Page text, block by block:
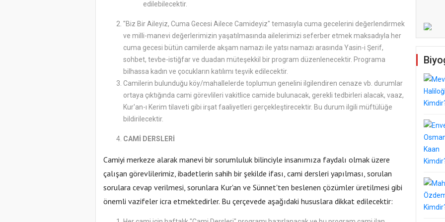
edilebilecektir.
"Biz Bir Aileyiz, Cuma Gecesi Ailece Camideyiz" temasıyla cuma gecelerini değerlendirmek
ve milli-manevi değerlerimizin yaşatılmasında ailelerimizi seferber etmek maksadıyla her
cuma gecesi bütün camilerde akşam namazı ile yatsı namazı arasında Yasin-i Şerif,
sohbet, tevbe-istiğfar ve duadan müteşekkil bir program düzenlenecektir. Programa
bilhassa kadın ve çocukların katılımı teşvik edilecektir.
Camilerin bulunduğu köy/mahallelerde toplumun genelini ilgilendiren cenaze vb. durumlar
ortaya çıktığında cami görevlileri vakitlice camide bulunacak, gerekli tedbirleri alacak, vaaz,
Kur'an-ı Kerim tilaveti gibi irşat faaliyetleri gerçekleştirecektir. Bu durum ilgili müftülüğe
bildirilecektir.
CAMİ DERSLERİ
Camiyi merkeze alarak manevi bir sorumluluk bilinciyle insanımıza faydalı olmak üzere
çalışan görevlilerimiz, ibadetlerin sahih bir şekilde ifası, cami dersleri yapılması, sorulan
sorulara cevap verilmesi, sorunlara Kur'an ve Sünnet'ten beslenen çözümler üretilmesi gibi
önemli vazifeler icra etmektedirler. Bu çerçevede aşağıdaki hususlara dikkat edilecektir: